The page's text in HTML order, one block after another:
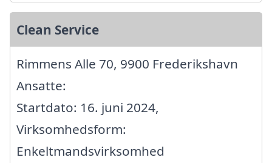
Clean Service
Rimmens Alle 70, 9900 Frederikshavn
Ansatte:
Startdato: 16. juni 2024,
Virksomhedsform:
Enkeltmandsvirksomhed